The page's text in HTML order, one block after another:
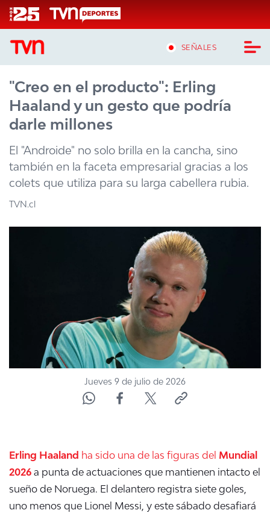
Click acá para ir directamente al contenido
SEÑALES
CASTING MASTERCHEF CHILE
CASTING TVN VERTICAL
TVN VERTICAL
TVN PLAY
PROGRAMAS
TELESERIES
ACTUALIDAD Y TENDENCIAS
CORPORATIVO Y TRANSPARENCIA
CANAL DE DENUNCIAS
ÁREA DE PROYECTOS
"Creo en el producto": Erling
Haaland y un gesto que podría
darle millones
El "Androide" no solo brilla en la cancha, sino
también en la faceta empresarial gracias a los
colets que utiliza para su larga cabellera rubia.
TVN.cl
Jueves 9 de julio de 2026
Erling Haaland ha sido una de las figuras del Mundial
2026 a punta de actuaciones que mantienen intacto el
sueño de Noruega. El delantero registra siete goles,
uno menos que Lionel Messi, y este sábado desafiará